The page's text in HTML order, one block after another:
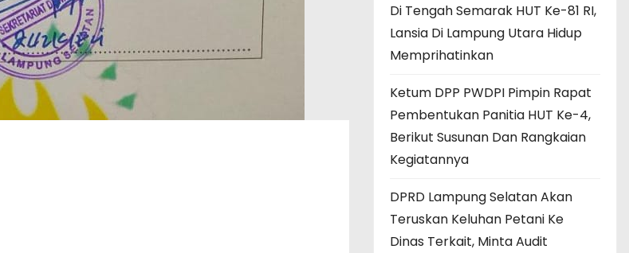
Di Tengah Semarak HUT Ke-81 RI,
Lansia Di Lampung Utara Hidup
Memprihatinkan
Ketum DPP PWDPI Pimpin Rapat
Pembentukan Panitia HUT Ke-4,
Berikut Susunan Dan Rangkaian
Kegiatannya
DPRD Lampung Selatan Akan
Teruskan Keluhan Petani Ke
Dinas Terkait, Minta Audit